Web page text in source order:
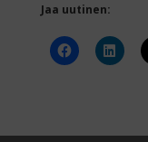
Jaa uutinen: